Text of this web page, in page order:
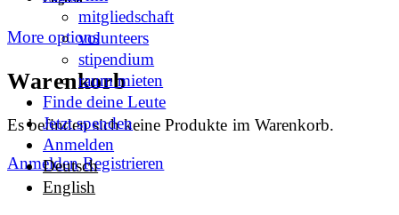
More options
Warenkorb
Es befinden sich keine Produkte im Warenkorb.
Anmelden Registrieren
mitgliedschaft
volunteers
stipendium
raum mieten
Finde deine Leute
Jetzt spenden
Anmelden
Deutsch
English